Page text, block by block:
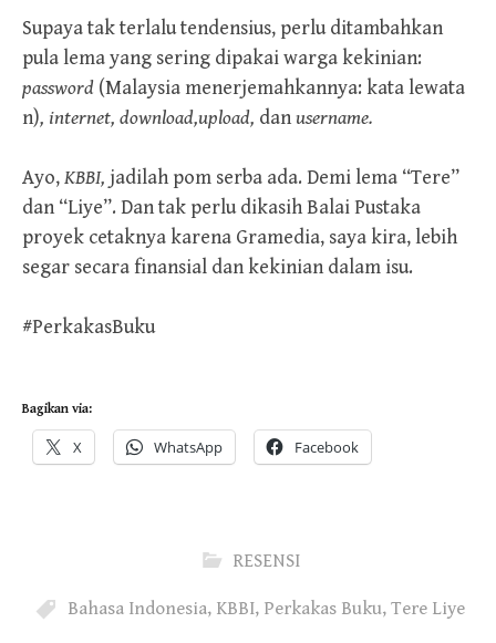
Supaya tak terlalu tendensius, perlu ditambahkan
pula lema yang sering dipakai warga kekinian:
password (Malaysia menerjemahkannya: kata lewata
n), internet, download,upload, danusername.
Ayo,KBBI, jadilah pom serba ada. Demi lema “Tere”
dan “Liye”. Dan tak perlu dikasih Balai Pustaka
proyek cetaknya karena Gramedia, saya kira, lebih
segar secara finansial dan kekinian dalam isu.
#PerkakasBuku
Bagikan via:
X WhatsApp Facebook
RESENSI
Bahasa Indonesia, KBBI, Perkakas Buku, Tere Liye